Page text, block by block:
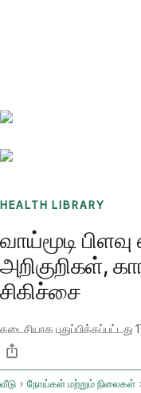
HEALTH LIBRARY
வாய்மூடி
அறிகுறிகள்,
சிகிச்சை
கடைசியாக புதுப்பிக்கப்பட்டது
வீடு நோய்கள் மற்றும் நிலைகள்